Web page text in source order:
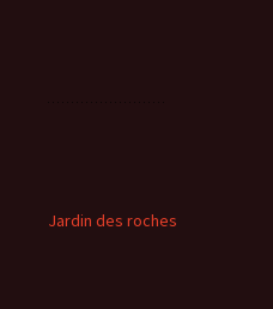
Jardin des roches